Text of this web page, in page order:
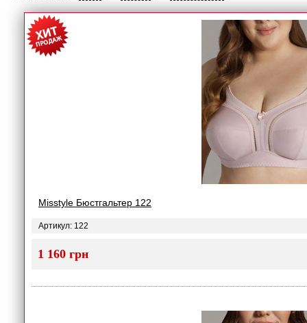
Misstyle Бюстгальтер 122
Артикул: 122
1 160 грн